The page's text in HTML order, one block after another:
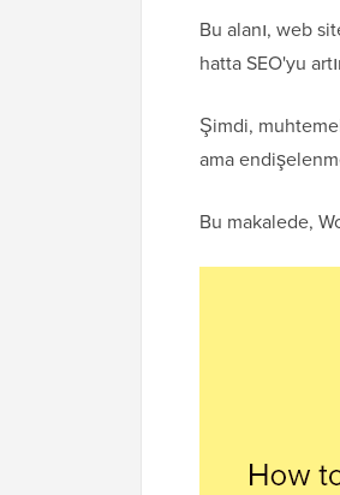
Bu alanı, web
hatta SEO'yu
Şimdi,
ama
Bu makalede,